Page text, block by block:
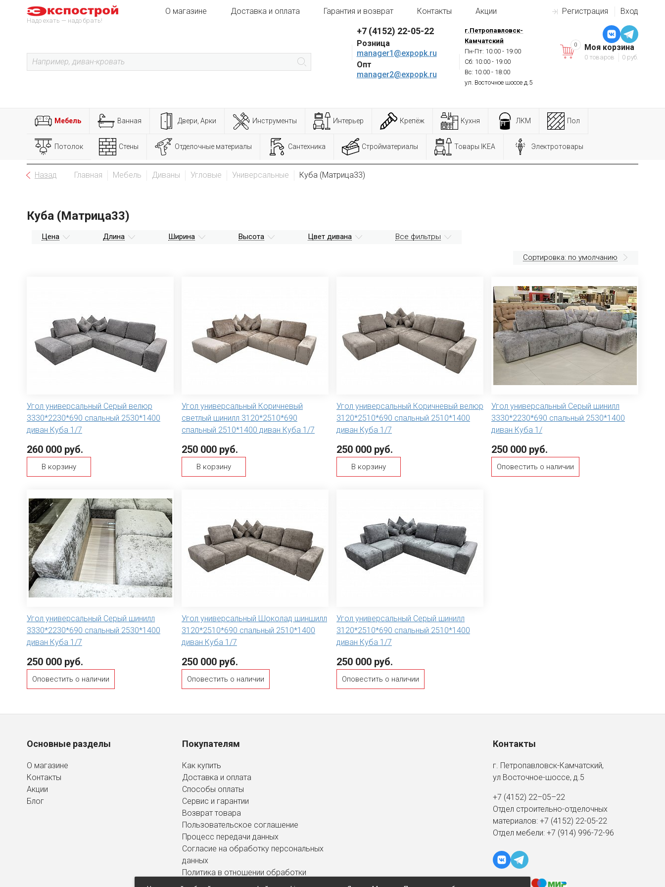
Надо ехать — надо брать!
Регистрация Вход
О магазине Доставка и оплата Гарантия и возврат Контакты Акции
+7 (4152) 22-05-22
Розница
manager1@expopk.ru
Опт
manager2@expopk.ru
г.Петропавловск-
Камчатский
Пн-Пт: 10:00 - 19:00
Сб: 10:00 - 19:00
Вс: 10:00 - 18:00
ул. Восточное шоссе д.5
Моя корзина
0 товаров 0 руб.
0
Мебель Ванная Двери, Арки Инструменты Интерьер Крепёж Кухня ЛКМ Пол
Потолок Стены Отделочные материалы Сантехника Стройматериалы Товары IKEA Электротовары
Назад Главная Мебель Диваны Угловые Универсальные Куба (Матрица33)
Куба (Матрица33)
Цена Длина Ширина Высота Цвет дивана Все фильтры
Сортировка: по умолчанию
Угол универсальный Серый велюр
3330*2230*690 спальный 2530*1400
диван Куба 1/7
260 000 руб.
В корзину
Угол универсальный Коричневый
светлый шинилл 3120*2510*690
спальный 2510*1400 диван Куба 1/7
250 000 руб.
В корзину
Угол универсальный Коричневый велюр
3120*2510*690 спальный 2510*1400
диван Куба 1/7
250 000 руб.
В корзину
Угол универсальный Серый шинилл
3330*2230*690 спальный 2530*1400
диван Куба 1/
250 000 руб.
Оповестить о наличии
Угол универсальный Серый шинилл
3330*2230*690 спальный 2530*1400
диван Куба 1/7
250 000 руб.
Оповестить о наличии
Угол универсальный Шоколад шиншилл
3120*2510*690 спальный 2510*1400
диван Куба 1/7
250 000 руб.
Оповестить о наличии
Угол универсальный Серый шинилл
3120*2510*690 спальный 2510*1400
диван Куба 1/7
250 000 руб.
Оповестить о наличии
Основные разделы
О магазине
Контакты
Акции
Блог
Покупателям
Как купить
Доставка и оплата
Способы оплаты
Сервис и гарантии
Возврат товара
Пользовательское соглашение
Процесс передачи данных
Согласие на обработку персональных
данных
Политика в отношении обработки
персональных данных
Контакты
г. Петропавловск-Камчатский,
ул Восточное-шоссе, д.5
+7 (4152) 22–05–22
Отдел строительно-отделочных
материалов: +7 (4152) 22-05-22
Отдел мебели: +7 (914) 996-72-96